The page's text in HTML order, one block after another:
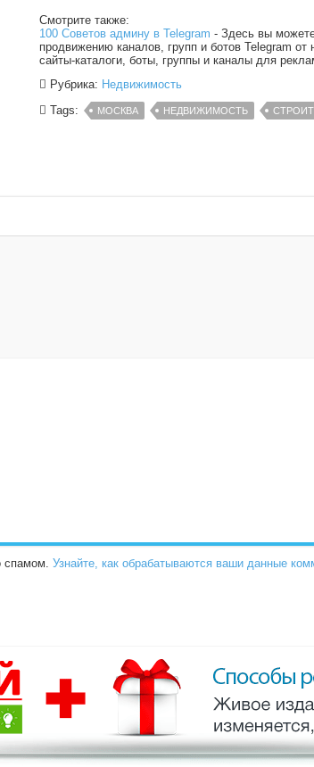
Смотрите также:
100 Советов админу в Telegram - Здесь вы
продвижению каналов, групп и ботов Telegram
сайты-каталоги, боты, группы и каналы для
Рубрика: Недвижимость
Tags:
МОСКВА НЕДВИЖИМОСТЬ
спамом. Узнайте, как обрабатываются ваши данные